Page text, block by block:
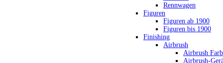
Rennwagen
Figuren
Figuren ab 1900
Figuren bis 1900
Finishing
Airbrush
Airbrush
Airbrush-